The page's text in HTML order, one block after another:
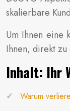
skalierbare
Um Ihnen eine
Ihnen, direkt
Inhalt: Ihr
Warum